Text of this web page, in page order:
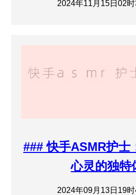
2024年11月15日02
### 快手ASMR护士
心灵的独特
2024年09月13日19